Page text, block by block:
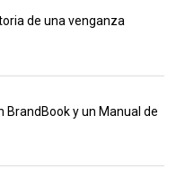
de una venganza
BrandBook y un Manual de